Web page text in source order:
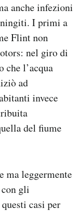
anche infezioni
I primi a
Flint non
nel giro di
che l’acqua
ad
invece
del fiume
ma leggermente
gli
casi per